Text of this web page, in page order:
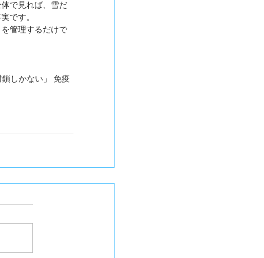
で見れば、雪だ
です。
管理するだけで
しかない」 免疫